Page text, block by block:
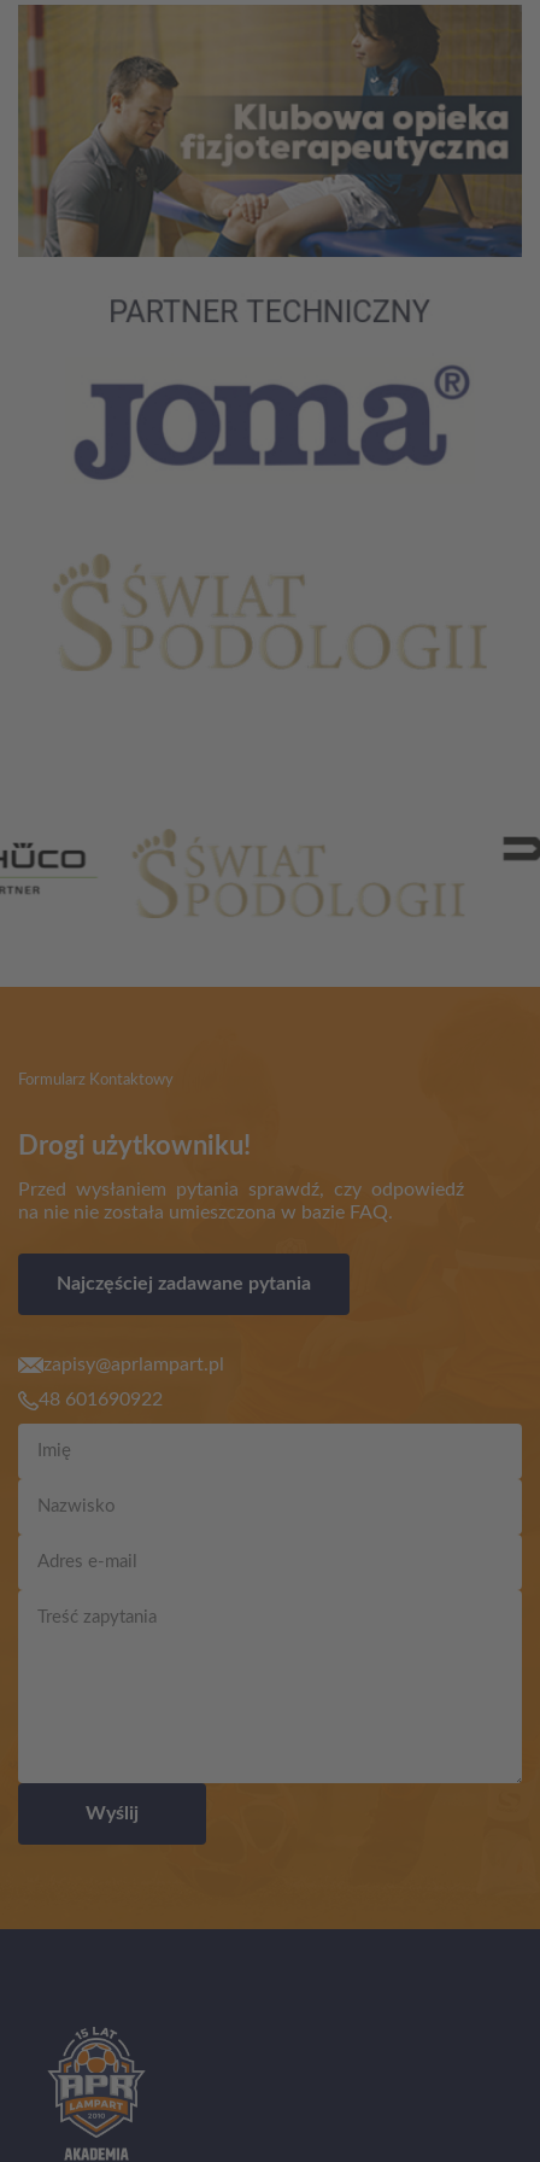
Formularz Kontaktowy
Drogi użytkowniku!
Przed wysłaniem pytania sprawdź, czy odpowiedź
na nie nie została umieszczona w bazie FAQ.
Najczęściej zadawane pytania
zapisy@aprlampart.pl
48 601690922
Wyślij